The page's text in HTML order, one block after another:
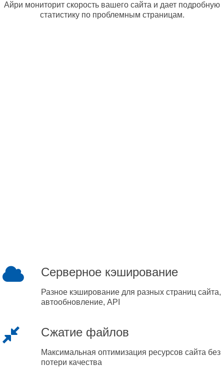
Айри мониторит скорость вашего сайта и дает подробную
статистику по проблемным страницам.
Серверное кэширование
Разное кэширование для разных страниц сайта,
автообновление, API
Сжатие файлов
Максимальная оптимизация ресурсов сайта без
потери качества